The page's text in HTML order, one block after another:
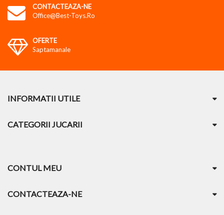
CONTACTEAZA-NE
Office@best-Toys.ro
OFERTE
Saptamanale
INFORMATII UTILE
CATEGORII JUCARII
CONTUL MEU
CONTACTEAZA-NE